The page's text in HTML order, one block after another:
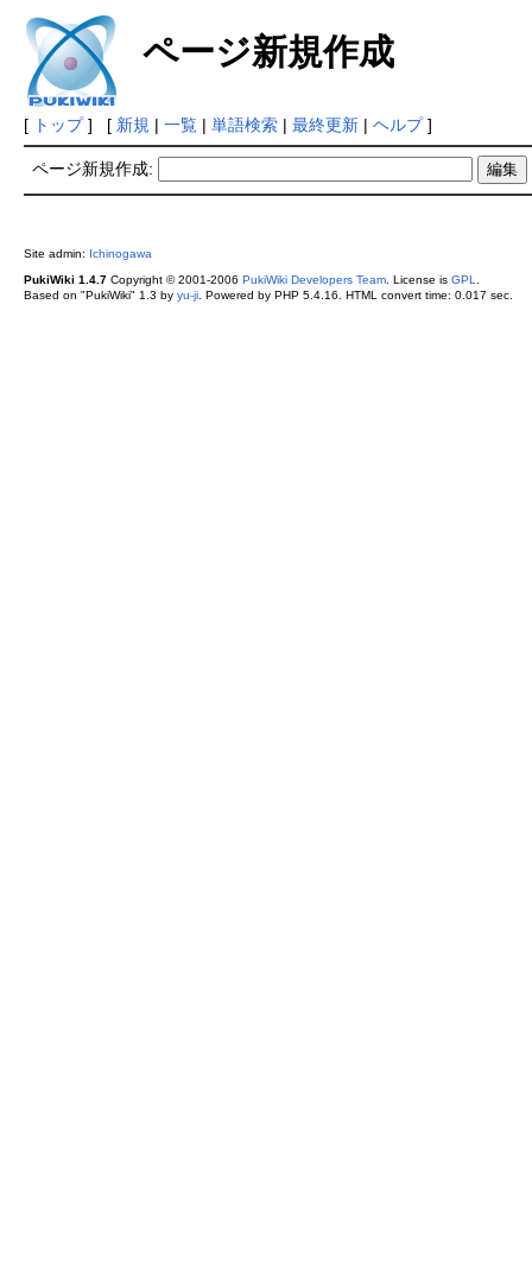
ページ新規作成
[ トップ] [ 新規 | 一覧| 単語検索| 最終更新| ヘルプ]
ページ新規作成:
Site admin: Ichinogawa
PukiWiki 1.4.7Copyright © 2001-2006 PukiWiki Developers Team. License is GPL
Based on "PukiWiki" 1.3 by yu-ji. Powered by PHP 5.4.16. HTML convert time: 0.017 sec.